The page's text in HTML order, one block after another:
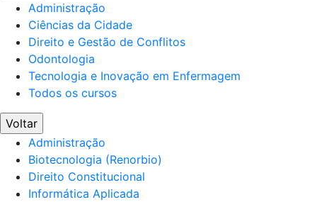
Administração
Ciências da Cidade
Direito e Gestão de Conflitos
Odontologia
Tecnologia e Inovação em Enfermagem
Todos os cursos
Voltar
Administração
Biotecnologia (Renorbio)
Direito Constitucional
Informática Aplicada